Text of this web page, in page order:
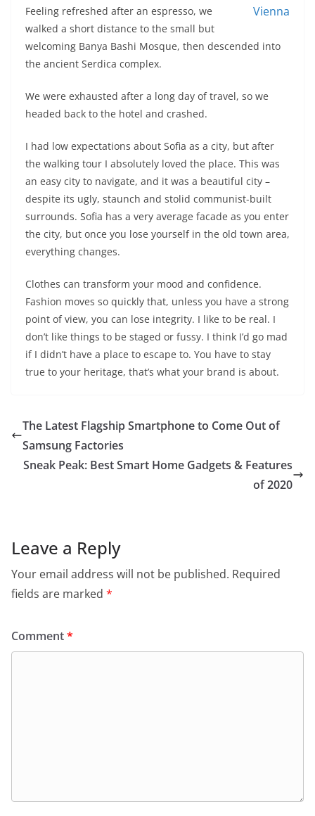
Vienna
Feeling refreshed after an espresso, we
walked a short distance to the small but
welcoming Banya Bashi Mosque, then descended into
the ancient Serdica complex.
We were exhausted after a long day of travel, so we
headed back to the hotel and crashed.
I had low expectations about Sofia as a city, but after
the walking tour I absolutely loved the place. This was
an easy city to navigate, and it was a beautiful city –
despite its ugly, staunch and stolid communist-built
surrounds. Sofia has a very average facade as you enter
the city, but once you lose yourself in the old town area,
everything changes.
Clothes can transform your mood and confidence.
Fashion moves so quickly that, unless you have a strong
point of view, you can lose integrity. I like to be real. I
don’t like things to be staged or fussy. I think I’d go mad
if I didn’t have a place to escape to. You have to stay
true to your heritage, that’s what your brand is about.
The Latest Flagship Smartphone to Come Out of
Samsung Factories
Sneak Peak: Best Smart Home Gadgets & Features
of 2020
Leave a Reply
Your email address will not be published. Required
fields are marked *
Comment*